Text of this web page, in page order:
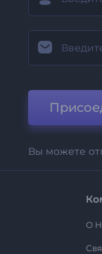
Вы можете
О